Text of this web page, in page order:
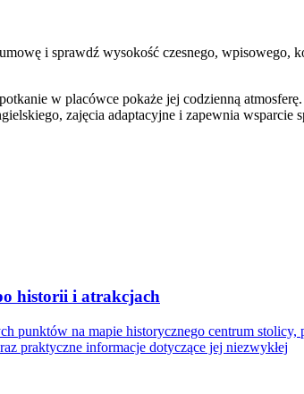
i sprawdź wysokość czesnego, wpisowego,
w placówce pokaże jej codzienną
zajęcia adaptacyjne i zapewnia
historii i atrakcjach
punktów na mapie historycznego centrum
praktyczne informacje dotyczące jej niezwykłej